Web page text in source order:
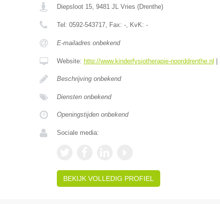
Diepsloot 15, 9481 JL Vries (Drenthe)
Tel: 0592-543717, Fax: -, KvK: -
E-mailadres onbekend
Website: http://www.kinderfysiotherapie-noorddrenthe.nl
Beschrijving onbekend
Diensten onbekend
Openingstijden onbekend
Sociale media:
BEKIJK VOLLEDIG PROFIEL